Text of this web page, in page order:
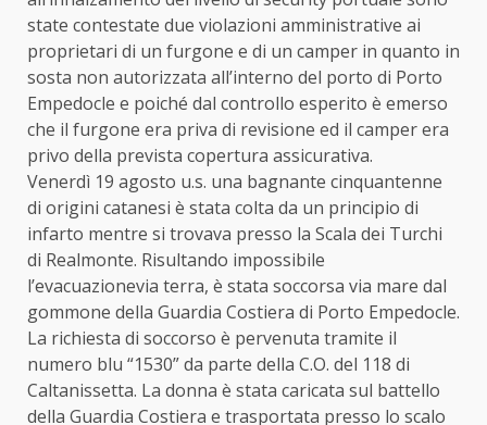
state contestate due violazioni amministrative ai
proprietari di un furgone e di un camper in quanto in
sosta non autorizzata all’interno del porto di Porto
Empedocle e poiché dal controllo esperito è emerso
che il furgone era priva di revisione ed il camper era
privo della prevista copertura assicurativa.
Venerdì 19 agosto u.s. una bagnante cinquantenne
di origini catanesi è stata colta da un principio di
infarto mentre si trovava presso la Scala dei Turchi
di Realmonte. Risultando impossibile
l’evacuazionevia terra, è stata soccorsa via mare dal
gommone della Guardia Costiera di Porto Empedocle.
La richiesta di soccorso è pervenuta tramite il
numero blu “1530” da parte della C.O. del 118 di
Caltanissetta. La donna è stata caricata sul battello
della Guardia Costiera e trasportata presso lo scalo